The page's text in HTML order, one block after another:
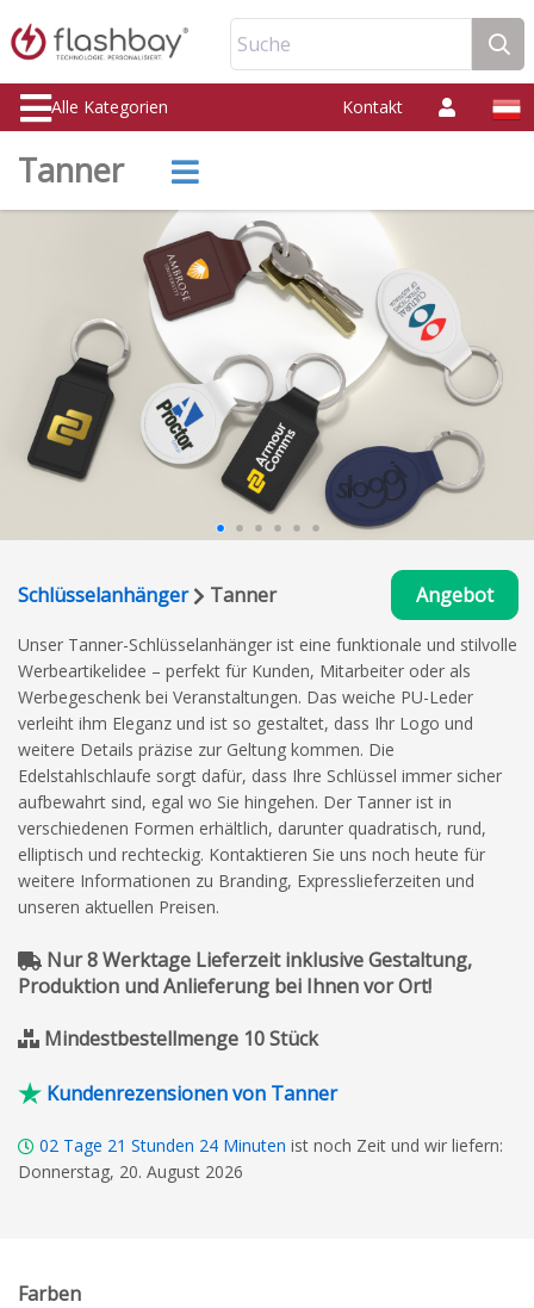
Suche
Alle Kategorien Kontakt
Tanner
Schlüsselanhänger Tanner Angebot
Unser Tanner-Schlüsselanhänger ist eine funktionale und stilvolle
Werbeartikelidee – perfekt für Kunden, Mitarbeiter oder als
Werbegeschenk bei Veranstaltungen. Das weiche PU-Leder
verleiht ihm Eleganz und ist so gestaltet, dass Ihr Logo und
weitere Details präzise zur Geltung kommen. Die
Edelstahlschlaufe sorgt dafür, dass Ihre Schlüssel immer sicher
aufbewahrt sind, egal wo Sie hingehen. Der Tanner ist in
verschiedenen Formen erhältlich, darunter quadratisch, rund,
elliptisch und rechteckig. Kontaktieren Sie uns noch heute für
weitere Informationen zu Branding, Expresslieferzeiten und
unseren aktuellen Preisen.
Nur 8 Werktage Lieferzeit inklusive Gestaltung,
Produktion und Anlieferung bei Ihnen vor Ort!
Mindestbestellmenge 10 Stück
Kundenrezensionen von Tanner
02 Tage 21 Stunden 24 Minuten ist noch Zeit und wir liefern:
Donnerstag, 20. August 2026
Farben